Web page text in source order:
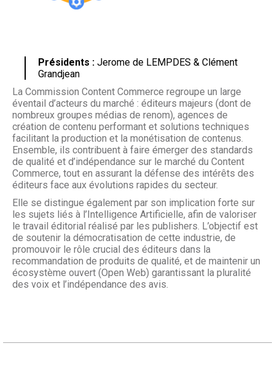
Présidents : Jerome de LEMPDES & Clément
Grandjean
La Commission Content Commerce regroupe un large
éventail d’acteurs du marché : éditeurs majeurs (dont de
nombreux groupes médias de renom), agences de
création de contenu performant et solutions techniques
facilitant la production et la monétisation de contenus.
Ensemble, ils contribuent à faire émerger des standards
de qualité et d’indépendance sur le marché du Content
Commerce, tout en assurant la défense des intérêts des
éditeurs face aux évolutions rapides du secteur.
Elle se distingue également par son implication forte sur
les sujets liés à l’Intelligence Artificielle, afin de valoriser
le travail éditorial réalisé par les publishers. L’objectif est
de soutenir la démocratisation de cette industrie, de
promouvoir le rôle crucial des éditeurs dans la
recommandation de produits de qualité, et de maintenir un
écosystème ouvert (Open Web) garantissant la pluralité
des voix et l’indépendance des avis.